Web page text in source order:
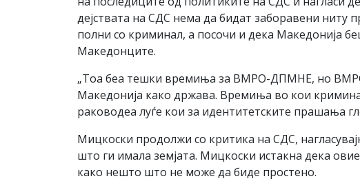
дејствата на СДС нема да бидат заборавени
полни со криминал, а посочи и дека Македонија
Македонците.
„Тоа беа тешки времиња за ВМРО-ДПМНЕ, но
Македонија како држава. Времиња во кои
раководеа луѓе кои за идентитетските прашања
Мицкоски продолжи со критика на СДС,
што ги имала земјата. Мицкоски истакна дека
како нешто што не може да биде простено.